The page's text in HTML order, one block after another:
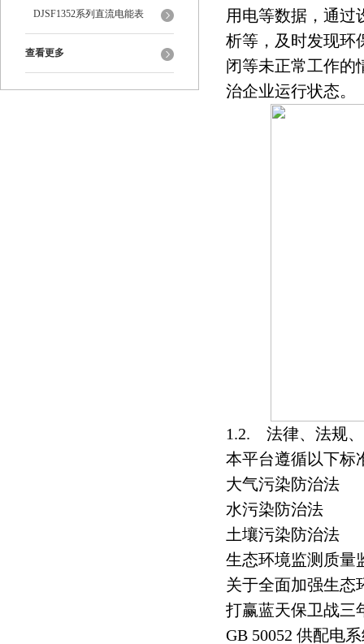
DJSF1352系列直流电能表
查看更多
用电等数据，通过
析等，及时发现环
闭等未正常工作的
治企业运行状态。
1.2. 法律、法规
本平台遵循以下标
大气污染防治法
水污染防治法
土壤污染防治法
生态环境监测质量
关于全面加强生态
打赢蓝天保卫战三
GB 50052 供配电